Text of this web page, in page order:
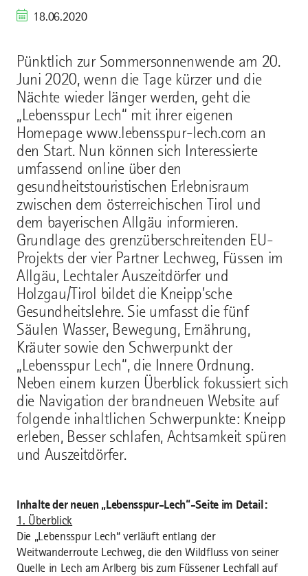
18.06.2020
Pünktlich zur Sommersonnenwende am 20.
Juni 2020, wenn die Tage kürzer und die
Nächte wieder länger werden, geht die
„Lebensspur Lech“ mit ihrer eigenen
Homepage www.lebensspur-lech.com an
den Start. Nun können sich Interessierte
umfassend online über den
gesundheitstouristischen Erlebnisraum
zwischen dem österreichischen Tirol und
dem bayerischen Allgäu informieren.
Grundlage des grenzüberschreitenden EU-
Projekts der vier Partner Lechweg, Füssen im
Allgäu, Lechtaler Auszeitdörfer und
Holzgau/Tirol bildet die Kneipp’sche
Gesundheitslehre. Sie umfasst die fünf
Säulen Wasser, Bewegung, Ernährung,
Kräuter sowie den Schwerpunkt der
„Lebensspur Lech“, die Innere Ordnung.
Neben einem kurzen Überblick fokussiert sich
die Navigation der brandneuen Website auf
folgende inhaltlichen Schwerpunkte: Kneipp
erleben, Besser schlafen, Achtsamkeit spüren
und Auszeitdörfer.
Inhalte der neuen „Lebensspur-Lech“-Seite im Detail:
1. Überblick
Die „Lebensspur Lech“ verläuft entlang der
Weitwanderroute Lechweg, die den Wildfluss von seiner
Quelle in Lech am Arlberg bis zum Füssener Lechfall auf